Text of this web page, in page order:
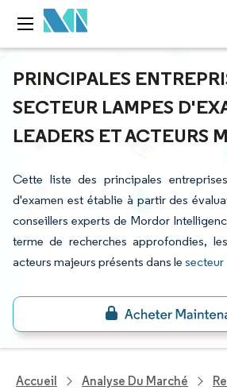
PRINCIPALES
SECTEUR LAMPES
LEADERS ET ACTEURS
Cette liste des principales
d'examen est établie à partir des
conseillers experts de Mordor
terme de recherches approfondies,
acteurs majeurs présents dans le secteur
Accueil Analyse Du Marché